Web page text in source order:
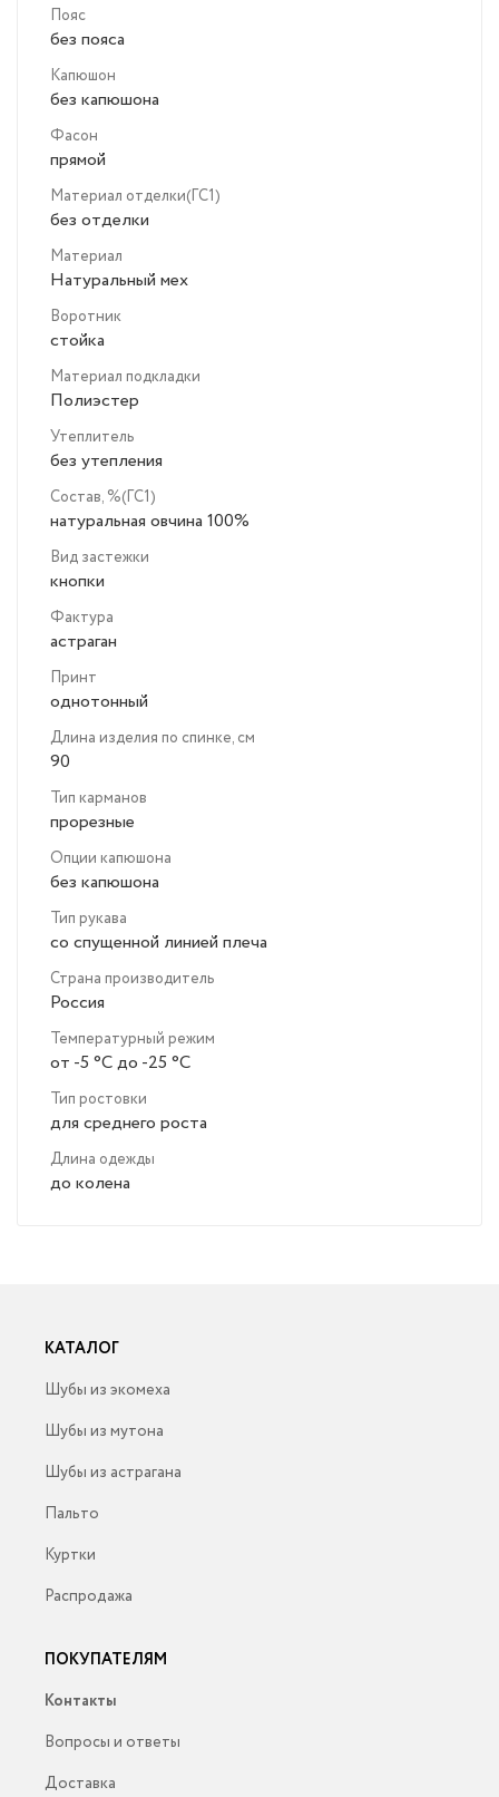
Пояс
без пояса
Капюшон
без капюшона
Фасон
прямой
Материал отделки(ГС1)
без отделки
Материал
Натуральный мех
Воротник
стойка
Материал подкладки
Полиэстер
Утеплитель
без утепления
Состав, %(ГС1)
натуральная овчина 100%
Вид застежки
кнопки
Фактура
астраган
Принт
однотонный
Длина изделия по спинке, см
90
Тип карманов
прорезные
Опции капюшона
без капюшона
Тип рукава
со спущенной линией плеча
Страна производитель
Россия
Температурный режим
от -5 °C до -25 °C
Тип ростовки
для среднего роста
Длина одежды
до колена
КАТАЛОГ
Шубы из экомеха
Шубы из мутона
Шубы из астрагана
Пальто
Куртки
Распродажа
ПОКУПАТЕЛЯМ
Контакты
Вопросы и ответы
Доставка